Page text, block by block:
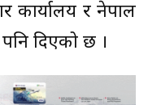
कार्यालय र नेपाल
दिएको छ ।